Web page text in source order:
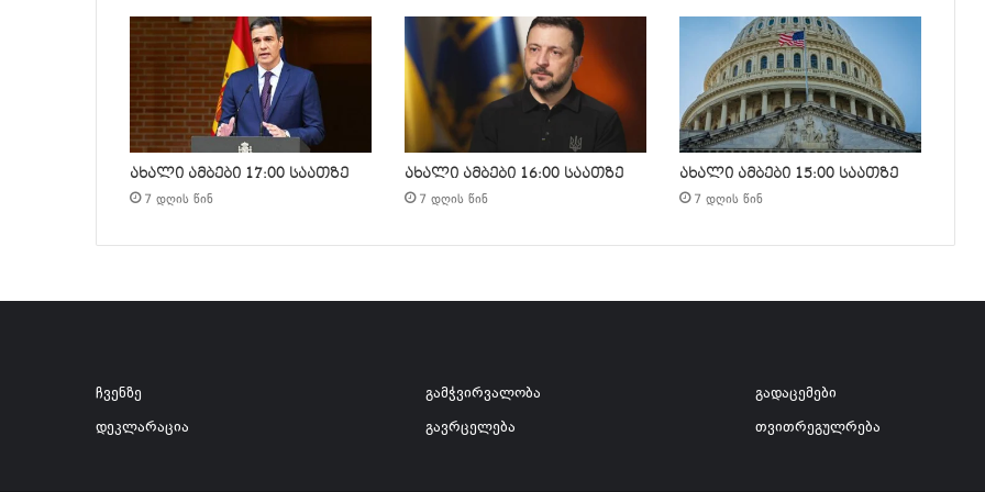
ახალი ამბები 17:00 საათზე
7 დღის წინ
ახალი ამბები 16:00 საათზე
7 დღის წინ
ახალი ამბები 15:00 საათზე
7 დღის წინ
ჩვენზე
დეკლარაცია
გამჭვირვალობა
გავრცელება
გადაცემები
თვითრეგულრება